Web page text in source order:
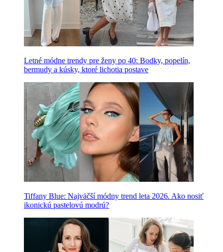
Letné módne trendy pre ženy po 40: Bodky, popelín,
bermudy a kúsky, ktoré lichotia postave
Tiffany Blue: Najväčší módny trend leta 2026. Ako nosiť
ikonickú pastelovú modrú?